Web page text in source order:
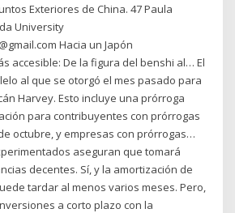
Exteriores de China. 47 Paula
University
Hacia un Japón
accesible: De la figura del benshi al… El
al que se otorgó el mes pasado para
Harvey. Esto incluye una prórroga
para contribuyentes con prórrogas
octubre, y empresas con prórrogas…
aseguran que tomará
decentes. Sí, y la amortización de
tardar al menos varios meses. Pero,
a corto plazo con la